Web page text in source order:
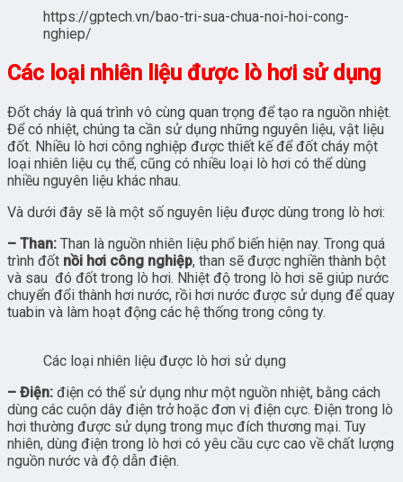
https://gptech.vn/bao-tri-sua-chua-noi-hoi-cong-
nghiep/
Các loại nhiên liệu được lò hơi sử dụng
Đốt cháy là quá trình vô cùng quan trọng để tạo ra nguồn nhiệt.
Để có nhiệt, chúng ta cần sử dụng những nguyên liệu, vật liệu
đốt. Nhiều lò hơi công nghiệp được thiết kế để đốt cháy một
loại nhiên liệu cụ thể, cũng có nhiều loại lò hơi có thể dùng
nhiều nguyên liệu khác nhau.
Và dưới đây sẽ là một số nguyên liệu được dùng trong lò hơi:
– Than: Than là nguồn nhiên liệu phổ biến hiện nay. Trong quá
trình đốt nồi hơi công nghiệp, than sẽ được nghiền thành bột
và sau đó đốt trong lò hơi. Nhiệt độ trong lò hơi sẽ giúp nước
chuyển đổi thành hơi nước, rồi hơi nước được sử dụng để quay
tuabin và làm hoạt động các hệ thống trong công ty.
Các loại nhiên liệu được lò hơi sử dụng
– Điện: điện có thể sử dụng như một nguồn nhiệt, bằng cách
dùng các cuộn dây điện trở hoặc đơn vị điện cực. Điện trong lò
hơi thường được sử dụng trong mục đích thương mại. Tuy
nhiên, dùng điện trong lò hơi có yêu cầu cực cao về chất lượng
nguồn nước và độ dẫn điện.